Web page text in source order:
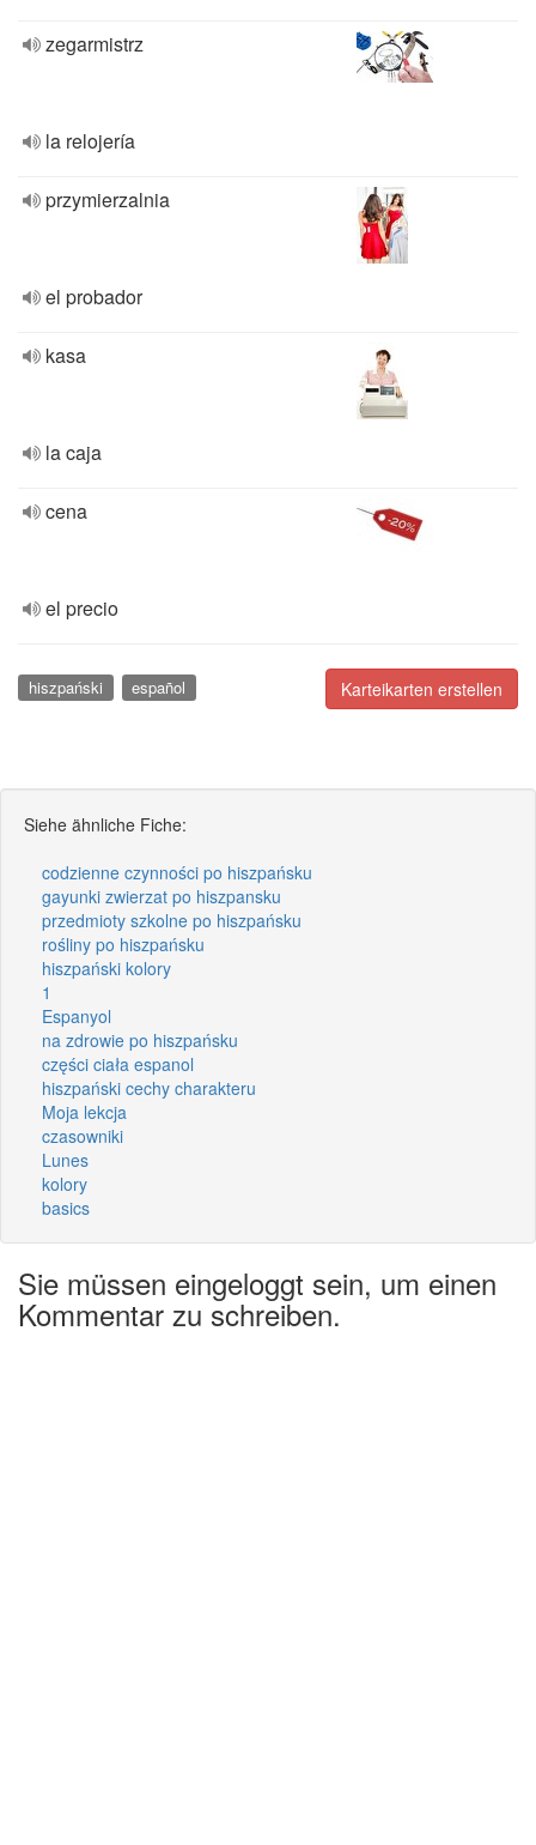
zegarmistrz
la relojería
przymierzalnia
el probador
kasa
la caja
cena
el precio
Karteikarten erstellen
hiszpański español
Siehe ähnliche Fiche:
codzienne czynności po hiszpańsku
gayunki zwierzat po hiszpansku
przedmioty szkolne po hiszpańsku
rośliny po hiszpańsku
hiszpański kolory
1
Espanyol
na zdrowie po hiszpańsku
części ciała espanol
hiszpański cechy charakteru
Moja lekcja
czasowniki
Lunes
kolory
basics
Sie müssen eingeloggt sein, um einen
Kommentar zu schreiben.